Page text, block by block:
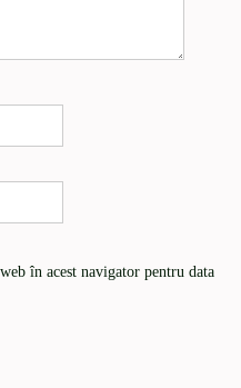
în acest navigator pentru data